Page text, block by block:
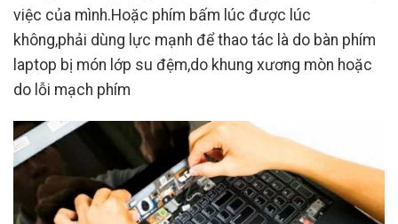
việc của mình.Hoặc phím bấm lúc được lúc
không,phải dùng lực mạnh để thao tác là do bàn phím
laptop bị món lớp su đệm,do khung xương mòn hoặc
do lỗi mạch phím